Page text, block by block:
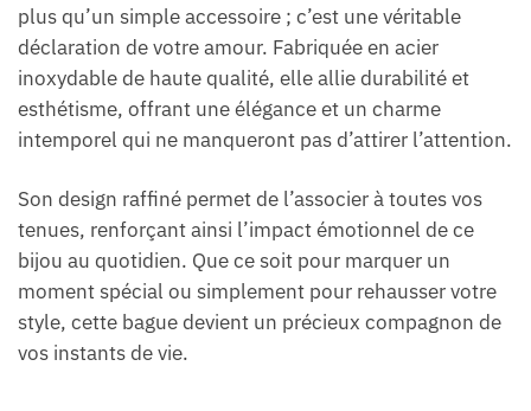
plus qu’un simple accessoire ; c’est une véritable
déclaration de votre amour. Fabriquée en acier
inoxydable de haute qualité, elle allie durabilité et
esthétisme, offrant une élégance et un charme
intemporel qui ne manqueront pas d’attirer l’attention.
Son design raffiné permet de l’associer à toutes vos
tenues, renforçant ainsi l’impact émotionnel de ce
bijou au quotidien. Que ce soit pour marquer un
moment spécial ou simplement pour rehausser votre
style, cette bague devient un précieux compagnon de
vos instants de vie.